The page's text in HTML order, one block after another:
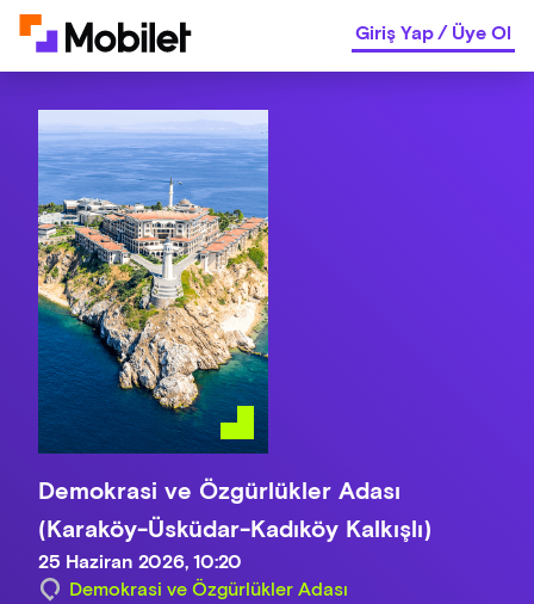
Giriş Yap/Üye Ol
Demokrasi ve Özgürlükler Adası
(Karaköy-Üsküdar-Kadıköy Kalkışlı)
25 Haziran 2026, 10:20
Demokrasi ve Özgürlükler Adası